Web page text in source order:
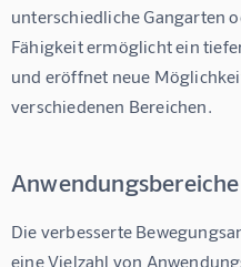
unterschiedliche Gangarten
Fähigkeit ermöglicht ein
und eröffnet neue
verschiedenen Bereichen.
Die verbesserte
eine Vielzahl von